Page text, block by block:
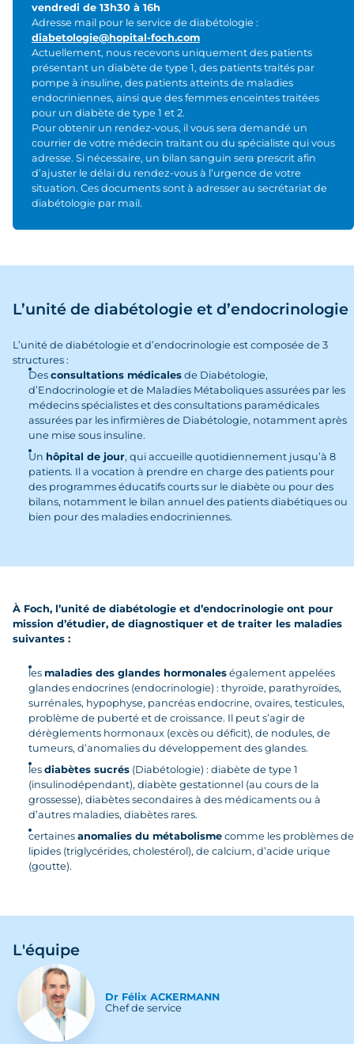
vendredi de 13h30 à 16h
Adresse mail pour le service de diabétologie :
diabetologie@hopital-foch.com
Actuellement, nous recevons uniquement des patients
présentant un diabète de type 1, des patients traités par
pompe à insuline, des patients atteints de maladies
endocriniennes, ainsi que des femmes enceintes traitées
pour un diabète de type 1 et 2.
Pour obtenir un rendez-vous, il vous sera demandé un
courrier de votre médecin traitant ou du spécialiste qui vous
adresse. Si nécessaire, un bilan sanguin sera prescrit afin
d’ajuster le délai du rendez-vous à l’urgence de votre
situation. Ces documents sont à adresser au secrétariat de
diabétologie par mail.
L’unité de diabétologie et d’endocrinologie
L’unité de diabétologie et d’endocrinologie est composée de 3
structures :
Des consultations médicales de Diabétologie,
d’Endocrinologie et de Maladies Métaboliques assurées par les
médecins spécialistes et des consultations paramédicales
assurées par les infirmières de Diabétologie, notamment après
une mise sous insuline.
Un hôpital de jour, qui accueille quotidiennement jusqu’à 8
patients. Il a vocation à prendre en charge des patients pour
des programmes éducatifs courts sur le diabète ou pour des
bilans, notamment le bilan annuel des patients diabétiques ou
bien pour des maladies endocriniennes.
À Foch, l’unité de diabétologie et d’endocrinologie ont pour
mission d’étudier, de diagnostiquer et de traiter les maladies
suivantes :
les maladies des glandes hormonales également appelées
glandes endocrines (endocrinologie) : thyroïde, parathyroïdes,
surrénales, hypophyse, pancréas endocrine, ovaires, testicules,
problème de puberté et de croissance. Il peut s’agir de
dérèglements hormonaux (excès ou déficit), de nodules, de
tumeurs, d’anomalies du développement des glandes.
les diabètes sucrés (Diabétologie) : diabète de type 1
(insulinodépendant), diabète gestationnel (au cours de la
grossesse), diabètes secondaires à des médicaments ou à
d’autres maladies, diabètes rares.
certaines anomalies du métabolisme comme les problèmes de
lipides (triglycérides, cholestérol), de calcium, d’acide urique
(goutte).
L'équipe
Dr Félix ACKERMANN
Chef de service